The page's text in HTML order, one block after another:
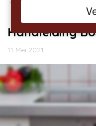
Tassimo
Handleiding
11 Mei 2021
email